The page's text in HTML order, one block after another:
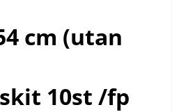
cm (utan
10st /fp